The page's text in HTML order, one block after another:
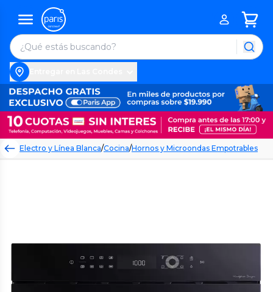
Electro y Línea Blanca/Cocina/Hornos y Microondas Empotrables